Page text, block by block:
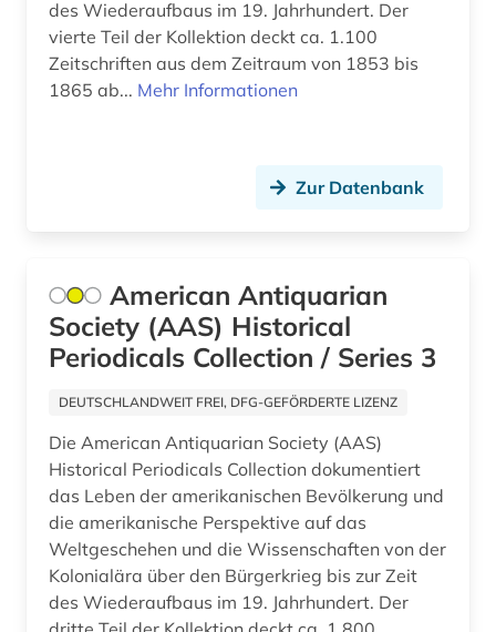
des Wiederaufbaus im 19. Jahrhundert. Der
vierte Teil der Kollektion deckt ca. 1.100
Zeitschriften aus dem Zeitraum von 1853 bis
1865 ab... Mehr Informationen
Zur Datenbank
American Antiquarian
Society (AAS) Historical
Periodicals Collection / Series 3
DEUTSCHLANDWEIT FREI, DFG-GEFÖRDERTE LIZENZ
Die American Antiquarian Society (AAS)
Historical Periodicals Collection dokumentiert
das Leben der amerikanischen Bevölkerung und
die amerikanische Perspektive auf das
Weltgeschehen und die Wissenschaften von der
Kolonialära über den Bürgerkrieg bis zur Zeit
des Wiederaufbaus im 19. Jahrhundert. Der